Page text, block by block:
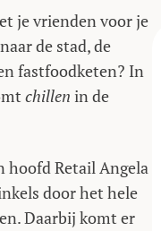
je vrienden voor je
de stad, de
fastfoodketen? In
chillen in de
hoofd Retail Angela
door het hele
Daarbij komt er